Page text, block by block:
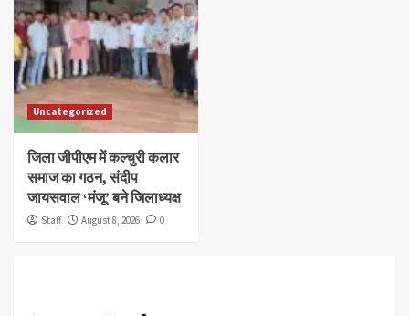
Uncategorized
जिला जीपीएम में कल्चुरी कलार
समाज का गठन, संदीप
जायसवाल ‘मंजू’ बने जिलाध्यक्ष
Staff August 8, 2026 0